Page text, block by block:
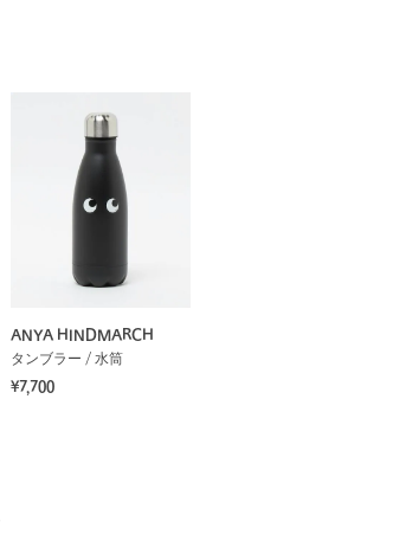
ANYA HINDMARCH
タンブラー / 水筒
¥7,700